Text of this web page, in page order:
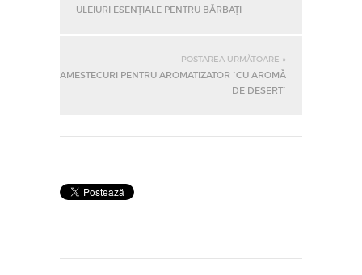
ULEIURI ESENȚIALE PENTRU BĂRBAȚI
POSTAREA URMĂTOARE »
AMESTECURI PENTRU AROMATIZATOR `CU AROMĂ
DE DESERT`